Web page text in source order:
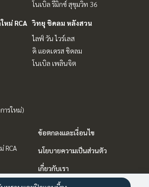
โนเบิล รีมิกซ์ สุขุมวิท 36
ม่ RCA วิทยุ ชิดลม หลังสวน
ไลฟ์ วัน ไวร์เลส
ดิ แอดเดรส ชิดลม
โนเบิล เพลินจิต
ารใหม่)
RCA
ข้อตกลงและเงื่อนไข
นโยบายความเป็นส่วนตัว
เกี่ยวกับเรา